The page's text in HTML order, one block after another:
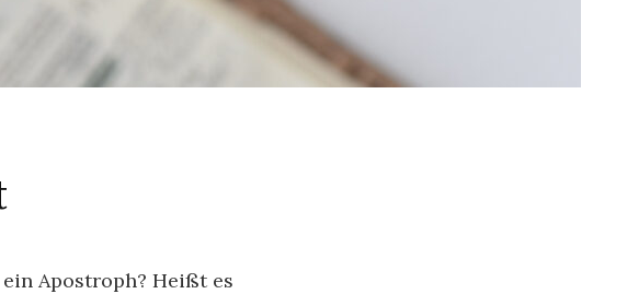
Apostroph? Heißt es